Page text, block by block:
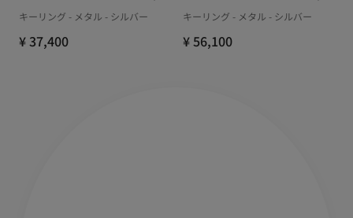
キーリング - メタル - シルバー
¥ 37,400
キーリング - メタル - シルバー
¥ 56,100